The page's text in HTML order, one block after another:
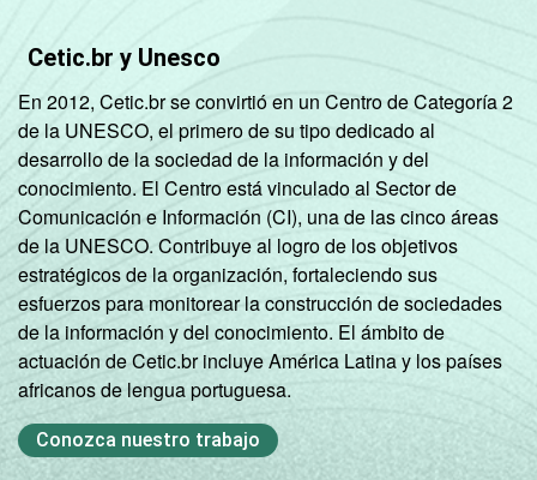
E
PORTE
Até 5 mil
habitantes
Norte -
Mais de 5
mil até 10
mil
habitantes
2 98 0
Norte -
Mais de 10
mil até 20
habitantes
Cetic.br y Unesco
En 2012, Cetic.br se convirtió en un Centro de Categoría 2
de la UNESCO, el primero de su tipo dedicado al
desarrollo de la sociedad de la información y del
conocimiento. El Centro está vinculado al Sector de
Comunicación e Información (CI), una de las cinco áreas
de la UNESCO. Contribuye al logro de los objetivos
estratégicos de la organización, fortaleciendo sus
esfuerzos para monitorear la construcción de sociedades
de la información y del conocimiento. El ámbito de
actuación de Cetic.br incluye América Latina y los países
africanos de lengua portuguesa.
Conozca nuestro trabajo